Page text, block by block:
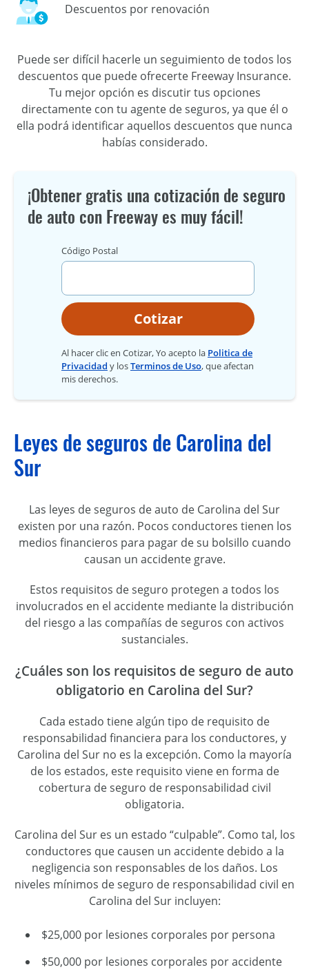
Descuentos por renovación
Puede ser difícil hacerle un seguimiento de todos los
descuentos que puede ofrecerte Freeway Insurance.
Tu mejor opción es discutir tus opciones
directamente con tu agente de seguros, ya que él o
ella podrá identificar aquellos descuentos que nunca
habías considerado.
¡Obtener gratis una cotización de seguro
de auto con Freeway es muy fácil!
Código Postal
Cotizar
Al hacer clic en Cotizar, Yo acepto la Politica de
Privacidad y losTerminos de Uso, que afectan
mis derechos.
Leyes de seguros de Carolina del
Sur
Las leyes de seguros de auto de Carolina del Sur
existen por una razón. Pocos conductores tienen los
medios financieros para pagar de su bolsillo cuando
causan un accidente grave.
Estos requisitos de seguro protegen a todos los
involucrados en el accidente mediante la distribución
del riesgo a las compañías de seguros con activos
sustanciales.
¿Cuáles son los requisitos de seguro de auto
obligatorio en Carolina del Sur?
Cada estado tiene algún tipo de requisito de
responsabilidad financiera para los conductores, y
Carolina del Sur no es la excepción. Como la mayoría
de los estados, este requisito viene en forma de
cobertura de seguro de responsabilidad civil
obligatoria.
Carolina del Sur es un estado “culpable”. Como tal, los
conductores que causen un accidente debido a la
negligencia son responsables de los daños. Los
niveles mínimos de seguro de responsabilidad civil en
Carolina del Sur incluyen:
$25,000 por lesiones corporales por persona
$50,000 por lesiones corporales por accidente